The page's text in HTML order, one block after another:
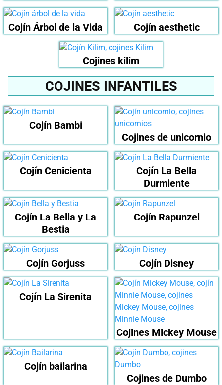
Cojín Árbol de la Vida Cojín aesthetic
Cojines kilim
COJINES INFANTILES
Cojín Bambi
Cojines de unicornio
Cojín Cenicienta
Cojín La Bella
Durmiente
Cojín La Bella y La
Bestia
Cojín Rapunzel
Cojín Gorjuss Cojín Disney
Cojín La Sirenita
Cojines Mickey Mouse
Cojín bailarina
Cojines de Dumbo